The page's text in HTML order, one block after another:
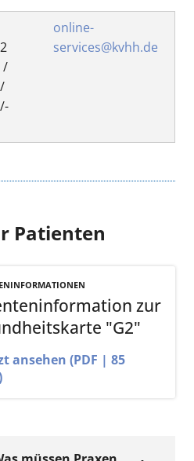
/
online-
services@kvhh.de
Patienten
zur
"G2"
ansehen (PDF | 85